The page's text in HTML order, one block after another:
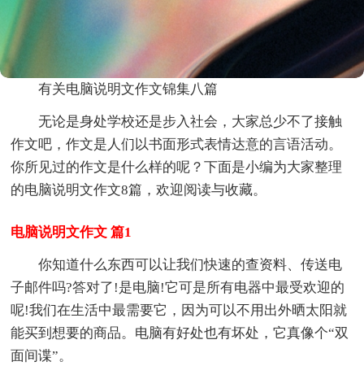
有关电脑说明文作文锦集八篇
无论是身处学校还是步入社会，大家总少不了接触
作文吧，作文是人们以书面形式表情达意的言语活动。
你所见过的作文是什么样的呢？下面是小编为大家整理
的电脑说明文作文8篇，欢迎阅读与收藏。
电脑说明文作文 篇1
你知道什么东西可以让我们快速的查资料、传送电
子邮件吗?答对了!是电脑!它可是所有电器中最受欢迎的
呢!我们在生活中最需要它，因为可以不用出外晒太阳就
能买到想要的商品。电脑有好处也有坏处，它真像个“双
面间谍”。